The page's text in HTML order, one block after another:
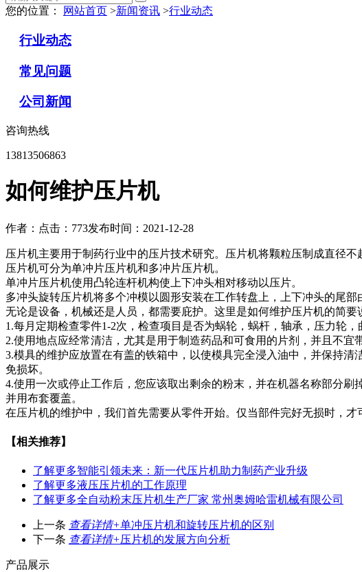
您的位置： 网站首页 >新闻资讯 >行业动态
行业动态
常见问题
公司新闻
咨询热线
13813506863
如何维护压片机
作者： 点击：773发布时间：2021-12-28
压片机主要用于制药行业中的压片技术研究。压片机将颗粒压制成直径不
压片机可分为单冲片压片机和多冲片压片机。
单冲片压片机使用凸轮连杆机构使上下冲头相对移动以压片。
多冲头旋转压片机将多个冲模以圆形安装在工作转盘上，上下冲头的尾部
无论是设备，机械还是人员，都需要庇护。这里是如何维护压片机的简要
1.每月定期检查零件1-2次，检查项目是否为蜗轮，蜗杆，轴承，压力轮
2.使用地点应经常清洁，尤其是用于制造药品和可食用的片剂，并且不宜
3.模具的维护应放置在有盖的铁箱中，以使模具完全浸入油中，并保持
免损坏。
4.使用一次或停止工作后，您应该取出剩余的粉末，并在机器名称部分
并用布套覆盖。
在压片机的维护中，我们首先需要从零件开始。仅当部件完好无损时，
【相关推荐】
了解更多智能引领未来：新一代压片机助力制药产业升级
了解更多液压压片机的工作原理
了解更多全自动粉末压片机生产厂家 常州奥姆哈雷机械有限公司
上一条 查看详情+单冲压片机和旋转压片机的区别
下一条 查看详情+压片机的发展方向分析
产品展示